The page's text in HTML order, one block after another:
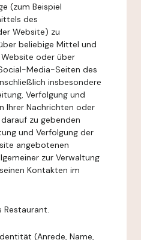
(zum Beispiel
des
Website) zu
beliebige Mittel und
oder über
Media-Seiten des
insbesondere
Verfolgung und
Ihrer Nachrichten oder
zu gebenden
und Verfolgung der
angebotenen
zur Verwaltung
Kontakten im
Restaurant.
(Anrede, Name,